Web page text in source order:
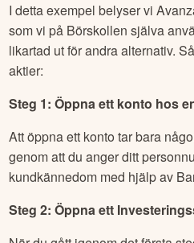
I detta exempel belyser vi
som vi på Börskollen själva
likartad ut för andra alternativ.
aktier:
Steg 1: Öppna ett konto hos
Att öppna ett konto tar bara
genom att du anger ditt
kundkännedom med hjälp av
Steg 2: Öppna ett